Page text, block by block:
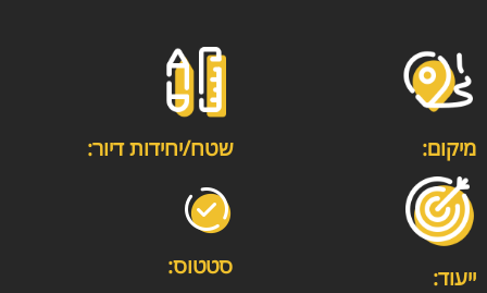
מיקום: שטח/יחידות דיור:
ייעוד: סטטוס: